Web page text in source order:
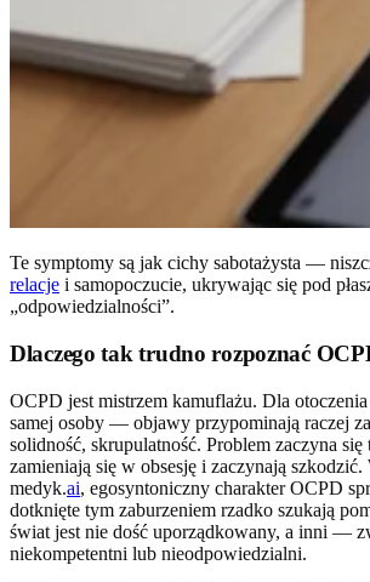
Te symptomy są jak cichy sabotażysta —
relacje i samopoczucie, ukrywając się pod
„odpowiedzialności”.
Dlaczego tak trudno rozpoznać
OCPD jest mistrzem kamuflażu. Dla
samej osoby — objawy przypominają raczej
solidność, skrupulatność. Problem zaczyna się
zamieniają się w obsesję i zaczynają szkodzić.
medyk.ai, egosyntoniczny charakter OCPD
dotknięte tym zaburzeniem rzadko szukają
świat jest nie dość uporządkowany, a inni —
niekompetentni lub nieodpowiedzialni.